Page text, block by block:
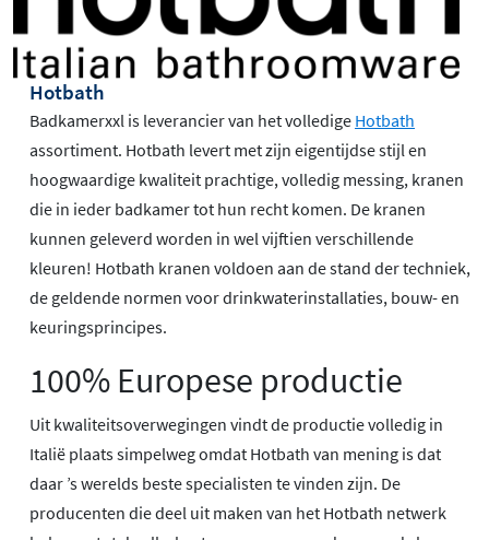
Hotbath
Badkamerxxl is leverancier van het volledige Hotbath
assortiment. Hotbath levert met zijn eigentijdse stijl en
hoogwaardige kwaliteit prachtige, volledig messing, kranen
die in ieder badkamer tot hun recht komen. De kranen
kunnen geleverd worden in wel vijftien verschillende
kleuren! Hotbath kranen voldoen aan de stand der techniek,
de geldende normen voor drinkwaterinstallaties, bouw- en
keuringsprincipes.
100% Europese productie
Uit kwaliteitsoverwegingen vindt de productie volledig in
Italië plaats simpelweg omdat Hotbath van mening is dat
daar ’s werelds beste specialisten te vinden zijn. De
producenten die deel uit maken van het Hotbath netwerk